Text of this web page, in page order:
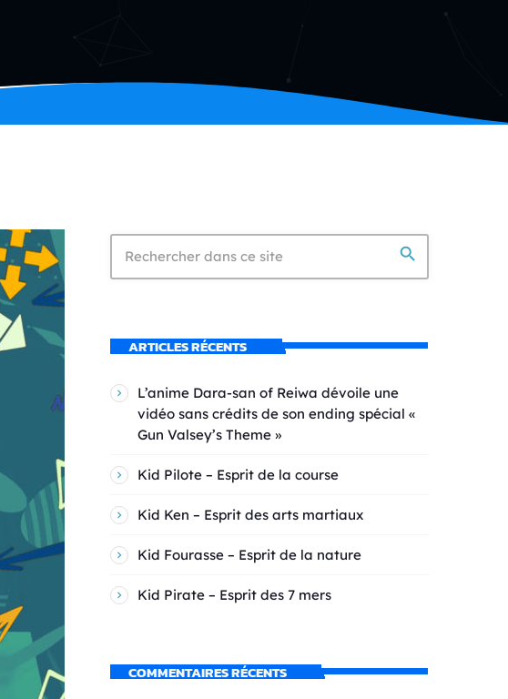
search
ARTICLES RÉCENTS
L’anime Dara-san of Reiwa dévoile une
vidéo sans crédits de son ending spécial «
Gun Valsey’s Theme »
Kid Pilote – Esprit de la course
Kid Ken – Esprit des arts martiaux
Kid Fourasse – Esprit de la nature
Kid Pirate – Esprit des 7 mers
COMMENTAIRES RÉCENTS